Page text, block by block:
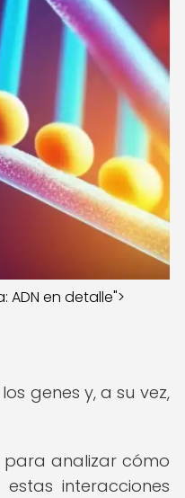
en detalle">
genes y, a su vez,
para analizar cómo
interacciones